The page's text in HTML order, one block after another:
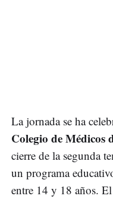
La jornada se ha
Colegio de Médicos
cierre de la segunda
un programa
entre 14 y 18 años.